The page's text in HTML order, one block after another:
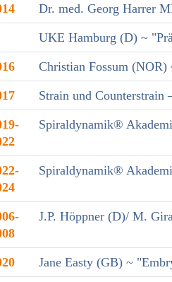
Dr. med. Georg Harrer
UKE Hamburg (D) ~
Christian Fossum (NOR)
Strain und Counterstrain
Spiraldynamik®
Spiraldynamik®
J.P. Höppner (D)/ M.
Jane Easty (GB) ~